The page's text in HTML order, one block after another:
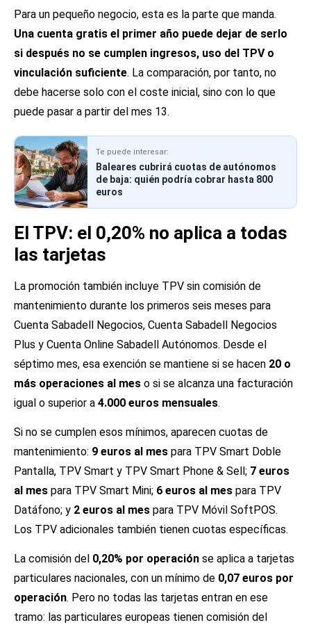
Para un pequeño negocio, esta es la parte que manda.
Una cuenta gratis el primer año puede dejar de serlo
si después no se cumplen ingresos, uso del TPV o
vinculación suficiente. La comparación, por tanto, no
debe hacerse solo con el coste inicial, sino con lo que
puede pasar a partir del mes 13.
Te puede interesar:
Baleares cubrirá cuotas de autónomos
de baja: quién podría cobrar hasta 800
euros
El TPV: el 0,20% no aplica a todas
las tarjetas
La promoción también incluye TPV sin comisión de
mantenimiento durante los primeros seis meses para
Cuenta Sabadell Negocios, Cuenta Sabadell Negocios
Plus y Cuenta Online Sabadell Autónomos. Desde el
séptimo mes, esa exención se mantiene si se hacen 20 o
más operaciones al mes o si se alcanza una facturación
igual o superior a 4.000 euros mensuales.
Si no se cumplen esos mínimos, aparecen cuotas de
mantenimiento: 9 euros al mes para TPV Smart Doble
Pantalla, TPV Smart y TPV Smart Phone & Sell; 7 euros
al mes para TPV Smart Mini; 6 euros al mes para TPV
Datáfono; y 2 euros al mes para TPV Móvil SoftPOS.
Los TPV adicionales también tienen cuotas específicas.
La comisión del 0,20% por operación se aplica a tarjetas
particulares nacionales, con un mínimo de 0,07 euros por
operación. Pero no todas las tarjetas entran en ese
tramo: las particulares europeas tienen comisión del